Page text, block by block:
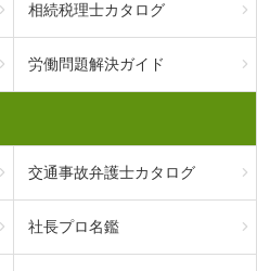
相続税理士カタログ
労働問題解決ガイド
交通事故弁護士カタログ
社長プロ名鑑